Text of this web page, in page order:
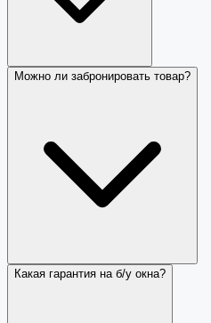
Можно ли забронировать товар?
Какая гарантия на б/у окна?